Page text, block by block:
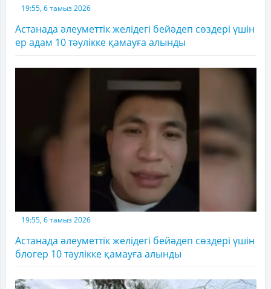
19:55, 6 тамыз 2026
Астанада әлеуметтік желідегі бейәдеп сөздері үшін
ер адам 10 тәулікке қамауға алынды
19:55, 6 тамыз 2026
Астанада әлеуметтік желідегі бейәдеп сөздері үшін
блогер 10 тәулікке қамауға алынды